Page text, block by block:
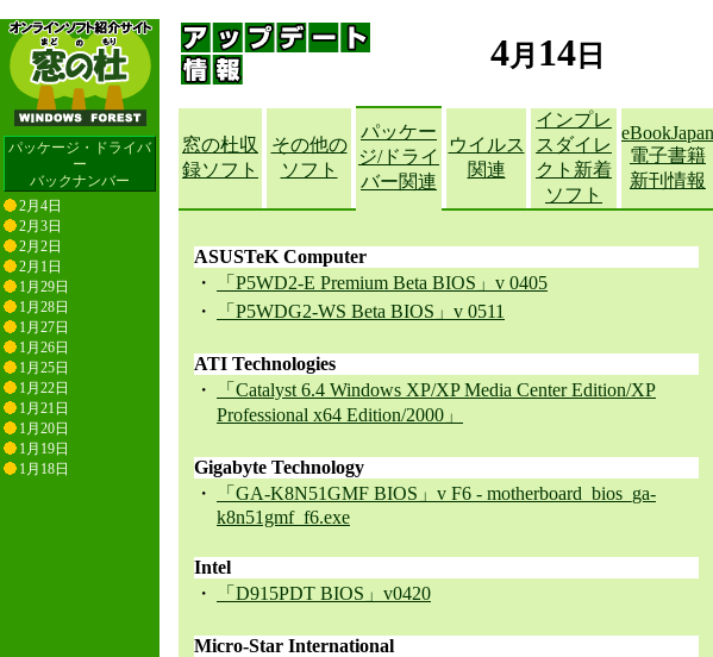
パッケージ・ドライバ
ー
バックナンバー
2月4日
2月3日
2月2日
2月1日
1月29日
1月28日
1月27日
1月26日
1月25日
1月22日
1月21日
1月20日
1月19日
1月18日
4月 14 日
窓の杜収
録ソフト
その他の
ソフト
パッケー
ジ/ドライ
バー関連
ウイルス
関連
インプレ
スダイレ
クト新着
ソフト
eBookJapan
電子書籍
新刊情報
ASUSTeK Computer
・
「P5WD2-E Premium Beta BIOS」v 0405
・
「P5WDG2-WS Beta BIOS」v 0511
ATI Technologies
・
「Catalyst 6.4 Windows XP/XP Media Center Edition/XP
Professional x64 Edition/2000」
Gigabyte Technology
・
「GA-K8N51GMF BIOS」v F6 - motherboard_bios_ga-
k8n51gmf_f6.exe
Intel
・
「D915PDT BIOS」v0420
Micro-Star International